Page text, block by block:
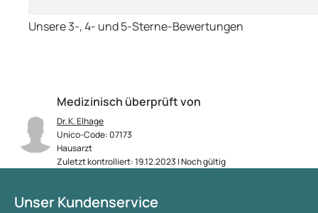
Medizinisch überprüft von
Dr. K. Elhage
Unico-Code: 07173
Hausarzt
Zuletzt kontrolliert: 19.12.2023 | Noch gültig
dauert obwohl
Unsere 3-, 4- und 5-Sterne-Bewertungen
Unser Kundenservice